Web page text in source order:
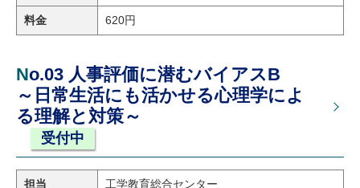
料金 620円
No.03 人事評価に潜むバイアスB
～日常生活にも活かせる心理学によ
る理解と対策～
受付中
担当 工学教育総合センター